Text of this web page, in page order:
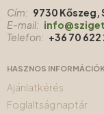
Cím: 9730 Kőszeg,
E-mail:
Telefon: +36 70 622
HASZNOS INFORMÁCIÓK
Ajánlatkérés
Foglaltság naptár